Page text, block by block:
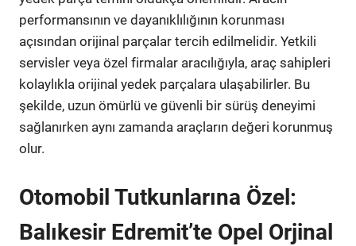
performansının ve dayanıklılığının korunması
açısından orijinal parçalar tercih edilmelidir. Yetkili
servisler veya özel firmalar aracılığıyla, araç sahipleri
kolaylıkla orijinal yedek parçalara ulaşabilirler. Bu
şekilde, uzun ömürlü ve güvenli bir sürüş deneyimi
sağlanırken aynı zamanda araçların değeri korunmuş
olur.
Otomobil Tutkunlarına Özel:
Balıkesir Edremit’te Opel Orjinal